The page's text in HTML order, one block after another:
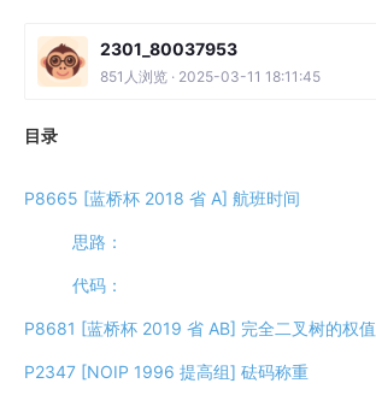
2301_80037953
851人浏览 · 2025-03-11 18:11:45
目录
P8665 [蓝桥杯 2018 省 A] 航班时间
思路：
代码：
P8681 [蓝桥杯 2019 省 AB] 完全二叉树的权值
P2347 [NOIP 1996 提高组] 砝码称重